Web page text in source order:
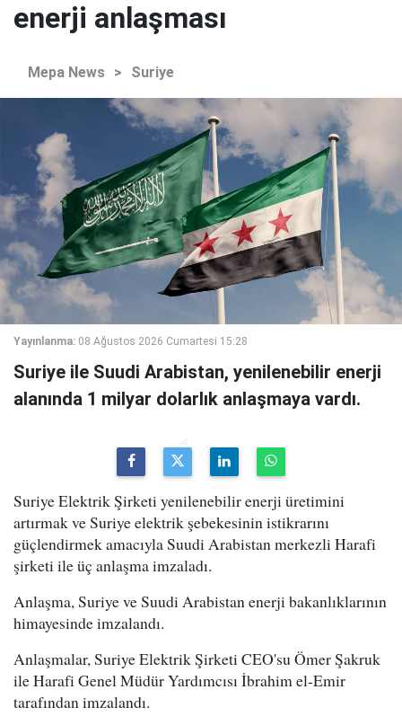
enerji anlaşması
Mepa News > Suriye
Yayınlanma: 08 Ağustos 2026 Cumartesi 15:28
Suriye ile Suudi Arabistan, yenilenebilir enerji
alanında 1 milyar dolarlık anlaşmaya vardı.
Suriye Elektrik Şirketi yenilenebilir enerji üretimini
artırmak ve Suriye elektrik şebekesinin istikrarını
güçlendirmek amacıyla Suudi Arabistan merkezli Harafi
şirketi ile üç anlaşma imzaladı.
Anlaşma, Suriye ve Suudi Arabistan enerji bakanlıklarının
himayesinde imzalandı.
Anlaşmalar, Suriye Elektrik Şirketi CEO'su Ömer Şakruk
ile Harafi Genel Müdür Yardımcısı İbrahim el-Emir
tarafından imzalandı.